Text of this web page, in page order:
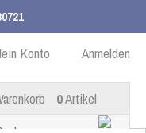
DE Anmelden
Konto
0Artikel